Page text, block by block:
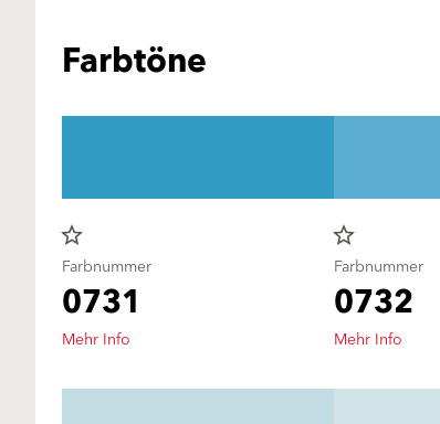
Farbtöne
star_border
Farbnummer
0731
Mehr Info
star_border
Farbnummer
0732
Mehr Info